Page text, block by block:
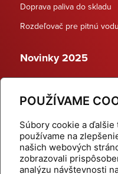
POUŽÍVAME
Súbory cookie a
používame na
našich webových
zobrazovali
analýzu návštevnosti
Doprava paliva do skladu
Rozdeľovač pre pitnú vodu
Novinky 2025
Dynamické termostatické
Domov